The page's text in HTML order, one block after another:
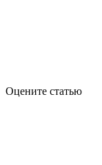
Оцените статью